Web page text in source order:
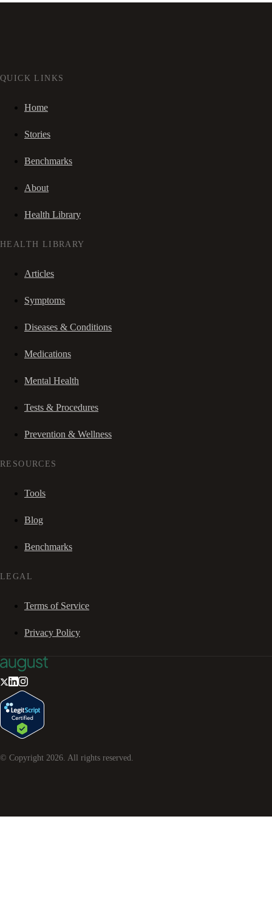
QUICK LINKS
Home
Stories
Benchmarks
About
Health Library
HEALTH LIBRARY
Articles
Symptoms
Diseases & Conditions
Medications
Mental Health
Tests & Procedures
Prevention & Wellness
RESOURCES
Tools
Blog
Benchmarks
LEGAL
Terms of Service
Privacy Policy
© Copyright 2026 . All rights reserved.